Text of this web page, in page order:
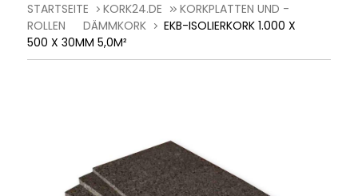
STARTSEITE KORK24.DE
KORKPLATTEN UND -
ROLLEN
DÄMMKORK
EKB-ISOLIERKORK 1.000 X
500 X 30MM 5,0M²